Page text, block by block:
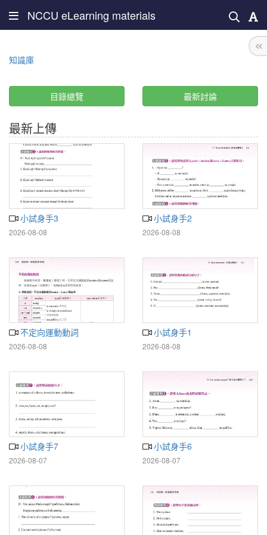
NCCU eLearning materials
知識庫
目錄總覽 最新討論
最新上傳
小試身手3
2026-08-08
小試身手2
2026-08-08
不定向運動動詞
2026-08-08
小試身手1
2026-08-08
小試身手7
2026-08-07
小試身手6
2026-08-07